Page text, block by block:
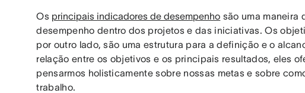
Os principais indicadores de desempenho são uma maneira
desempenho dentro dos projetos e das iniciativas. Os
por outro lado, são uma estrutura para a definição e o
relação entre os objetivos e os principais resultados, eles
pensarmos holisticamente sobre nossas metas e sobre
trabalho.